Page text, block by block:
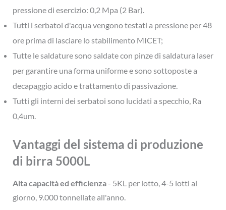
pressione di esercizio: 0,2 Mpa (2 Bar).
Tutti i serbatoi d'acqua vengono testati a pressione per 48
ore prima di lasciare lo stabilimento MICET;
Tutte le saldature sono saldate con pinze di saldatura laser
per garantire una forma uniforme e sono sottoposte a
decapaggio acido e trattamento di passivazione.
Tutti gli interni dei serbatoi sono lucidati a specchio, Ra
0,4um.
Vantaggi del sistema di produzione
di birra 5000L
Alta capacità ed efficienza- 5KL per lotto, 4-5 lotti al
giorno, 9.000 tonnellate all'anno.